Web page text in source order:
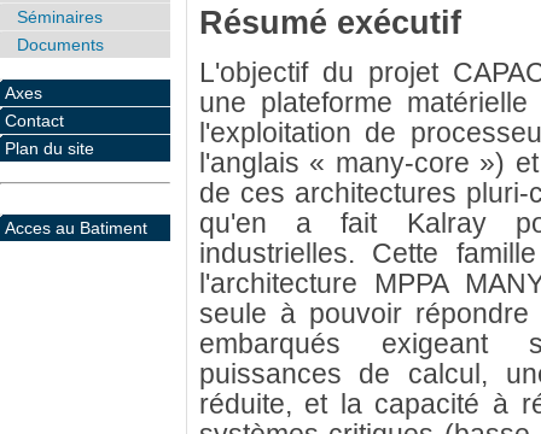
Résumé exécutif
L'objectif du projet
une plateforme
l'exploitation de
l'anglais « many-core »)
de ces architectures
qu'en a fait Kalray
industrielles. Cette
l'architecture MPPA
seule à pouvoir
embarqués exigeant
puissances de calcul,
réduite, et la capacité à
Séminaires
Documents
Axes
Contact
Plan du site
Acces au Batiment